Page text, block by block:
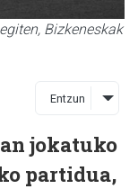
Bizkeneskak
Entzun
jokatuko
partidua,